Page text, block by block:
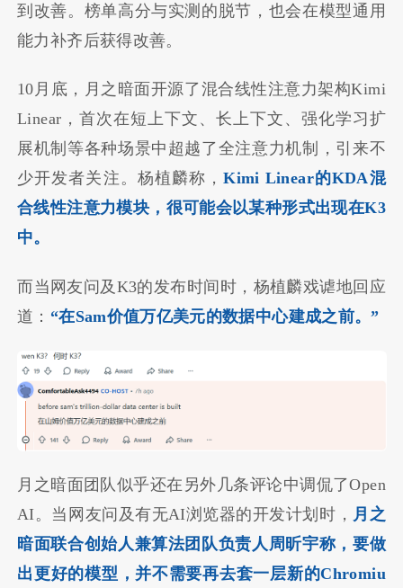
到改善。榜单高分与实测的脱节，也会在模型通用
能力补齐后获得改善。
10月底，月之暗面开源了混合线性注意力架构Kimi
Linear，首次在短上下文、长上下文、强化学习扩
展机制等各种场景中超越了全注意力机制，引来不
少开发者关注。杨植麟称，Kimi Linear的KDA混
合线性注意力模块，很可能会以某种形式出现在K3
中。
而当网友问及K3的发布时间时，杨植麟戏谑地回应
道： “在Sam价值万亿美元的数据中心建成之前。”
月之暗面团队似乎还在另外几条评论中调侃了Open
AI。当网友问及有无AI浏览器的开发计划时， 月之
暗面联合创始人兼算法团队负责人周昕宇称， 要做
出更好的模型，并不需要再去套一层新的Chromiu